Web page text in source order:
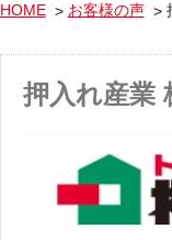
HOME お客様の声
押入れ産業